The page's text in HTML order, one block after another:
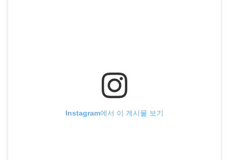
Instagram에서 이 게시물 보기